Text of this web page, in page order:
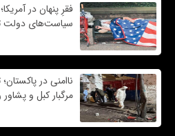
فقرِ پنهان در
سیاست‌های دولت
ناامنی در
مرگبار کبل و